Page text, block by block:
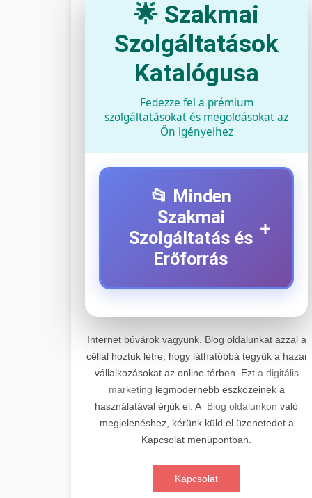
🌟 Szakmai
Szolgáltatások
Katalógusa
Fedezze fel a prémium
szolgáltatásokat és megoldásokat az
Ön igényeihez
📂 Minden
Szakmai
Szolgáltatás és
Erőforrás
+
+
Professzionális elektromos roller
javítási és karbantartási szolgáltatások.
Szakértő technikusaink minőségi
szervízt nyújtanak minden jelentős
márkához és modellhez.
Szervizközpont Látogatása
📊 2. Online Marketing
Ügynökség
+
Átfogó online marketing
szolgáltatások, beleértve a SEO-t,
közösségi média kezelést és digitális
hirdetéseket. Növekedés elérése
Elektromos Roller
Internet búvárok vagyunk. Blog oldalunkat azzal a
céllal hoztuk létre, hogy láthatóbbá tegyük a hazai
vállalkozásokat az online térben. Ezt a digitális
marketing legmodernebb eszközeinek a
használatával érjük el. A Blog oldalunkon való
megjelenéshez, kérünk küld el üzenetedet a
Kapcsolat menüpontban.
Kapcsolat